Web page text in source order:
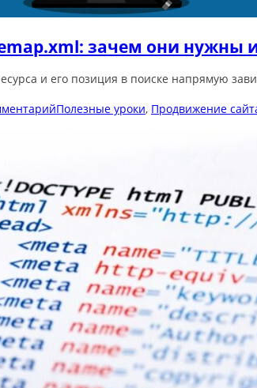
зачем они нужны
и его позиция в поиске напрямую
Полезные уроки, Продвижение